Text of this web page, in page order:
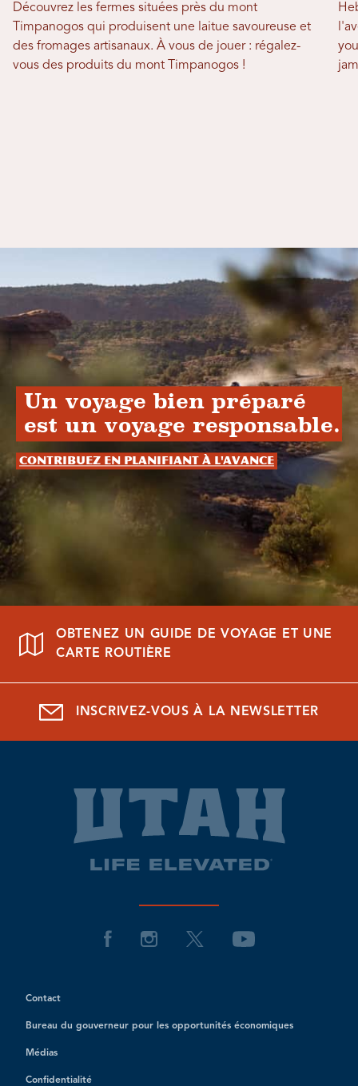
Découvrez les fermes situées près du mont
Timpanogos qui produisent une laitue savoureuse et
des fromages artisanaux. À vous de jouer : régalez-
vous des produits du mont Timpanogos !
Un voyage bien préparé
est un voyage responsable.
Contribuez en planifiant à l'avance
OBTENEZ UN GUIDE DE VOYAGE ET UNE
CARTE ROUTIÈRE
INSCRIVEZ-VOUS À LA NEWSLETTER
Contact
Bureau du gouverneur pour les opportunités économiques
Médias
Confidentialité